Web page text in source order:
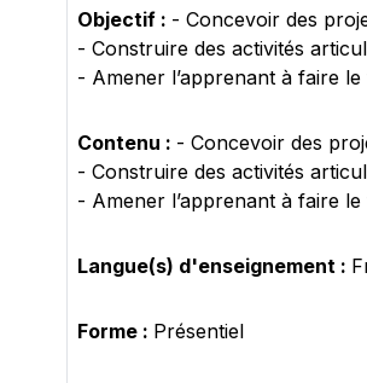
Objectif : - Concevoir des
- Construire des activités
- Amener l’apprenant à faire
Contenu : - Concevoir des
- Construire des activités
- Amener l’apprenant à faire
Langue(s) d'enseignement :
Forme : Présentiel